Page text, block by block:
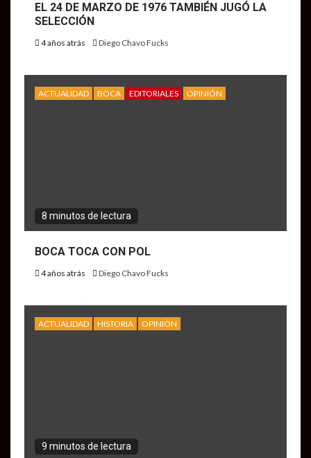
EL 24 DE MARZO DE 1976 TAMBIÉN JUGÓ LA
SELECCIÓN
4 años atrás Diego Chavo Fucks
ACTUALIDAD BOCA EDITORIALES OPINIÓN
8 minutos de lectura
BOCA TOCA CON POL
4 años atrás Diego Chavo Fucks
ACTUALIDAD HISTORIA OPINIÓN
9 minutos de lectura